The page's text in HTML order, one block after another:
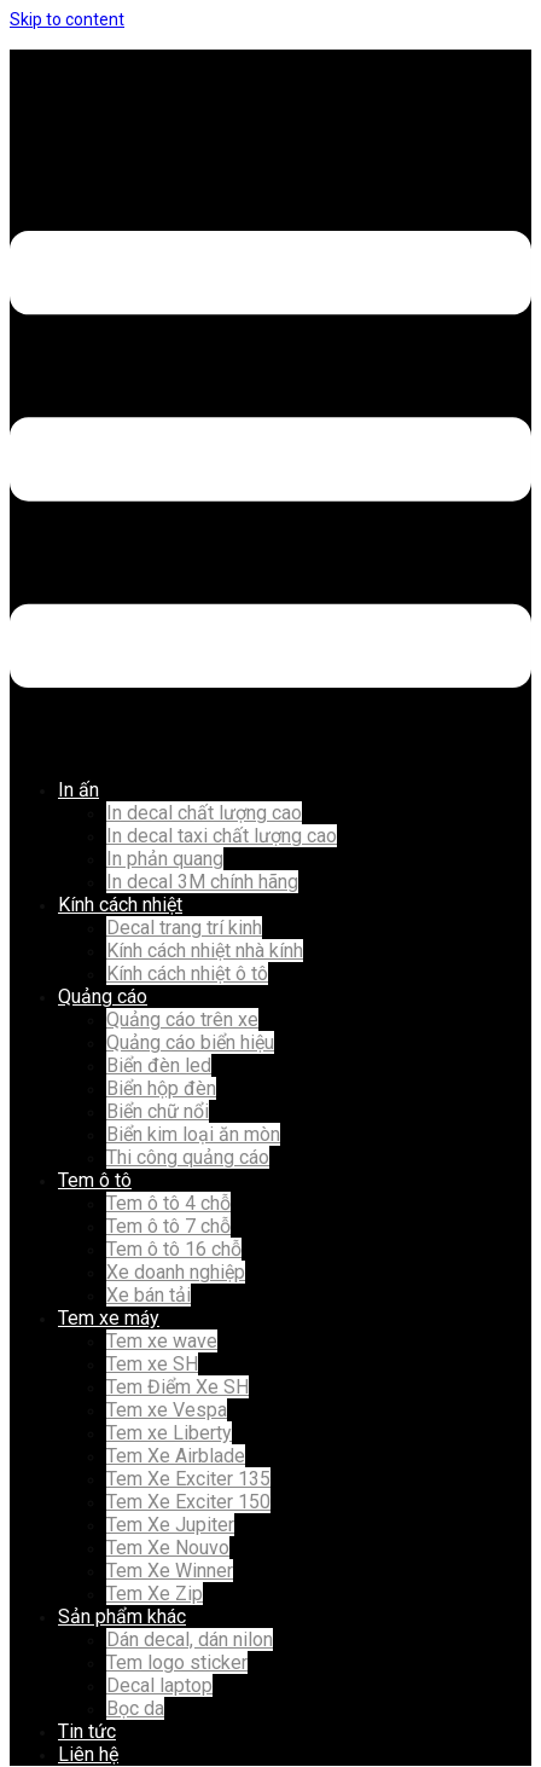
Skip to content
In ấn
In decal chất lượng cao
In decal taxi chất lượng cao
In phản quang
In decal 3M chính hãng
Kính cách nhiệt
Decal trang trí kinh
Kính cách nhiệt nhà kính
Kính cách nhiệt ô tô
Quảng cáo
Quảng cáo trên xe
Quảng cáo biển hiệu
Biển đèn led
Biển hộp đèn
Biển chữ nổi
Biển kim loại ăn mòn
Thi công quảng cáo
Tem ô tô
Tem ô tô 4 chỗ
Tem ô tô 7 chỗ
Tem ô tô 16 chỗ
Xe doanh nghiệp
Xe bán tải
Tem xe máy
Tem xe wave
Tem xe SH
Tem Điểm Xe SH
Tem xe Vespa
Tem xe Liberty
Tem Xe Airblade
Tem Xe Exciter 135
Tem Xe Exciter 150
Tem Xe Jupiter
Tem Xe Nouvo
Tem Xe Winner
Tem Xe Zip
Sản phẩm khác
Dán decal, dán nilon
Tem logo sticker
Decal laptop
Bọc da
Tin tức
Liên hệ